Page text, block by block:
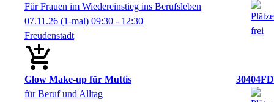
Für Frauen im Wiedereinstieg ins Berufsleben
07.11.26 (1-mal) 09:30 - 12:30
Freudenstadt
Glow Make-up für Muttis
30404FD
für Beruf und Alltag